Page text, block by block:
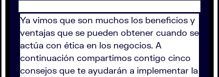
Ya vimos que son muchos los beneficios y
ventajas que se pueden obtener cuando se
actúa con ética en los negocios. A
continuación compartimos contigo cinco
consejos que te ayudarán a implementar la